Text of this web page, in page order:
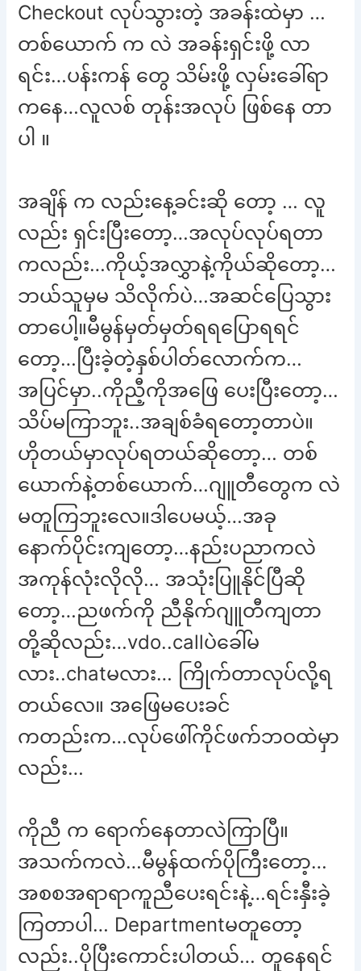
Checkout လုပ်သွားတဲ့ အခန်းထဲမှာ …
တစ်ယောက် က လဲ အခန်းရှင်းဖို့ လာ
ရင်း…ပန်းကန် တွေ သိမ်းဖို့ လှမ်းခေါ်ရာ
ကနေ…လူလစ် တုန်းအလုပ် ဖြစ်နေ တာ
ပါ ။
အချိန် က လည်းနေ့ခင်းဆို တော့ … လူ
လည်း ရှင်းပြီးတော့…အလုပ်လုပ်ရတာ
ကလည်း…ကိုယ့်အလွှာနဲ့ကိုယ်ဆိုတော့…
ဘယ်သူမှမ သိလိုက်ပဲ…အဆင်ပြေသွား
တာပေါ့။မီမွန်မှတ်မှတ်ရရပြောရရင်
တော့…ပြီးခဲ့တဲ့နှစ်ပါတ်လောက်က…
အပြင်မှာ..ကိုညီ့ကိုအဖြေ ပေးပြီးတော့…
သိပ်မကြာဘူး..အချစ်ခံရတော့တာပဲ။
ဟိုတယ်မှာလုပ်ရတယ်ဆိုတော့… တစ်
ယောက်နဲ့တစ်ယောက်…ဂျူတီတွေက လဲ
မတူကြဘူးလေ။ဒါပေမယ့်…အခု
နောက်ပိုင်းကျတော့…နည်းပညာကလဲ
အကုန်လုံးလိုလို… အသုံးပြူနိုင်ပြီဆို
တော့…ညဖက်ကို ညီနိုက်ဂျူတီကျတာ
တို့ဆိုလည်း…vdo..callပဲခေါ်မ
လား..chatမလား… ကြိုက်တာလုပ်လို့ရ
တယ်လေ။ အဖြေမပေးခင်
ကတည်းက…လုပ်ဖေါ်ကိုင်ဖက်ဘဝထဲမှာ
လည်း…
ကိုညီ က ရောက်နေတာလဲကြာပြီ။
အသက်ကလဲ…မီမွန်ထက်ပိုကြီးတော့…
အစစအရာရာကူညီပေးရင်းနဲ့…ရင်းနှီးခဲ့
ကြတာပါ… Departmentမတူတော့
လည်း..ပိုပြီးကောင်းပါတယ်… တူနေရင်